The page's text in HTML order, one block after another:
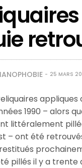
25 MARS
appliques
1990 – alors
littéralement
– ont été
pillés il y a trente